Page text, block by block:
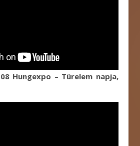
Hungexpo – Türelem napja,